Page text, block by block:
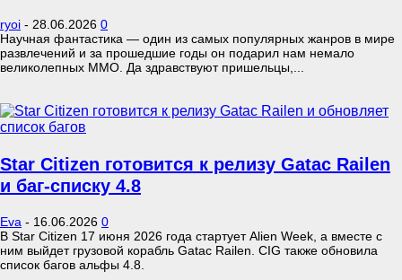
ryoi - 28.06.2026 0
Научная фантастика — один из самых популярных жанров в мире
развлечений и за прошедшие годы он подарил нам немало
великолепных MMO. Да здравствуют пришельцы,...
Star Citizen готовится к релизу Gatac Railen
и баг-списку 4.8
Eva - 16.06.2026 0
В Star Citizen 17 июня 2026 года стартует Alien Week, а вместе с
ним выйдет грузовой корабль Gatac Railen. CIG также обновила
список багов альфы 4.8.